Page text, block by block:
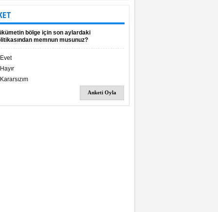
bölge için son aylardaki
memnun musunuz?
Evet
Hayır
Kararsızım